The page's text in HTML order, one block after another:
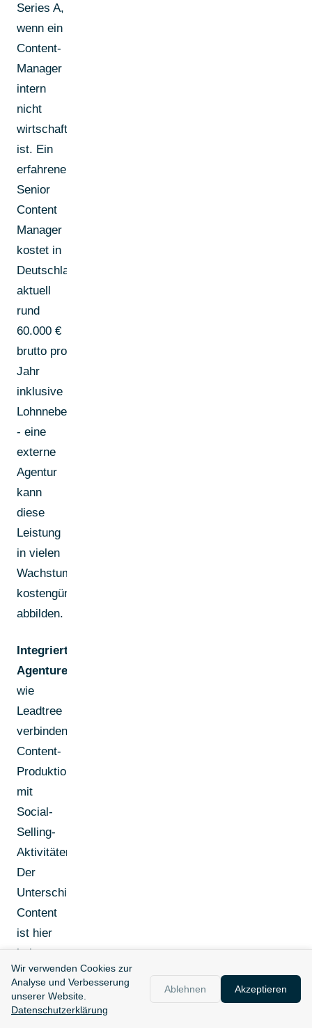
Series A,
wenn ein
Content-
Manager
intern
nicht
wirtschaftlich
ist. Ein
erfahrener
Senior
Content
Manager
kostet in
Deutschland
aktuell
rund
60.000 €
brutto pro
Jahr
inklusive
Lohnnebenkosten
- eine
externe
Agentur
kann
diese
Leistung
in vielen
Wachstumsphasen
kostengünstiger
abbilden.
Integrierte
Agenturen
wie
Leadtree
verbinden
Content-
Produktion
mit
Social-
Selling-
Aktivitäten.
Der
Unterschied:
Content
ist hier
kein
eigener
Workstream
- er ist
Wir verwenden Cookies zur
Analyse und Verbesserung
unserer Website.
Datenschutzerklärung
Ablehnen Akzeptieren